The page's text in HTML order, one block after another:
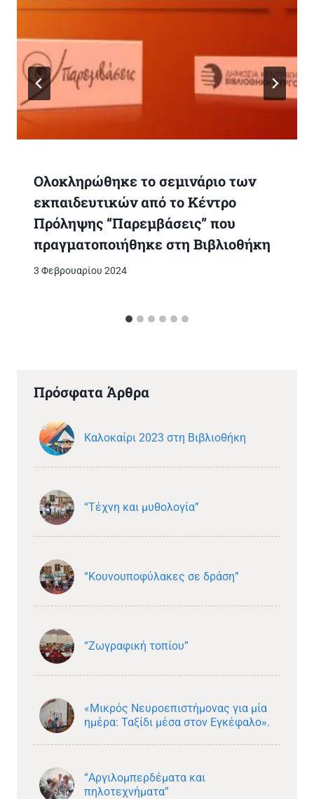
Ολοκληρώθηκε το σεμινάριο των
εκπαιδευτικών από το Κέντρο
Πρόληψης “Παρεμβάσεις” που
πραγματοποιήθηκε στη Βιβλιοθήκη
3 Φεβρουαρίου 2024
Πρόσφατα Άρθρα
Καλοκαίρι 2023 στη Βιβλιοθήκη
“Τέχνη και μυθολογία”
“Κουνουποφύλακες σε δράση”
“Ζωγραφική τοπίου”
«Μικρός Νευροεπιστήμονας για μία
ημέρα: Ταξίδι μέσα στον Εγκέφαλο».
“Αργιλομπερδέματα και
πηλοτεχνήματα”